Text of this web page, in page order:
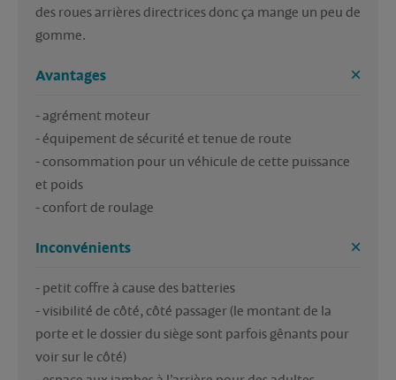
des roues arrières directrices donc ça mange un peu de
gomme.
Avantages
- agrément moteur
- équipement de sécurité et tenue de route
- consommation pour un véhicule de cette puissance
et poids
- confort de roulage
Inconvénients
- petit coffre à cause des batteries
- visibilité de côté, côté passager (le montant de la
porte et le dossier du siège sont parfois gênants pour
voir sur le côté)